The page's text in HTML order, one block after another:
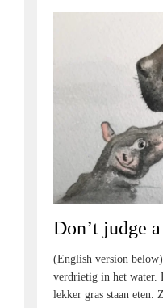
Don’t judge
(English version
verdrietig in het water.
lekker gras staan eten.